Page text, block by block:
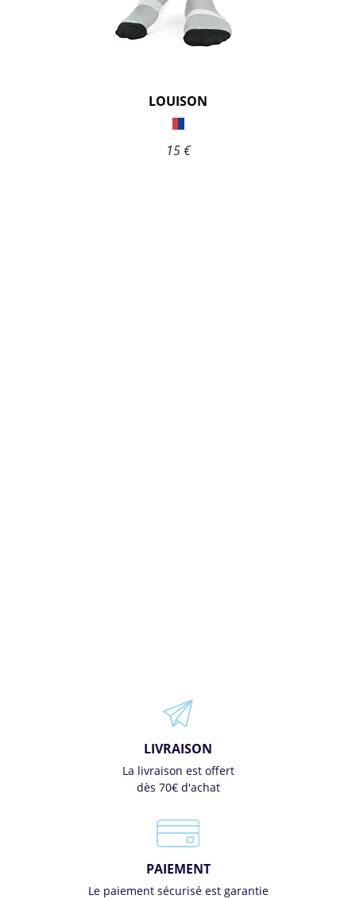
LOUISON
15 €
LIVRAISON
La livraison est offert
dès 70€ d'achat
PAIEMENT
Le paiement sécurisé est garantie